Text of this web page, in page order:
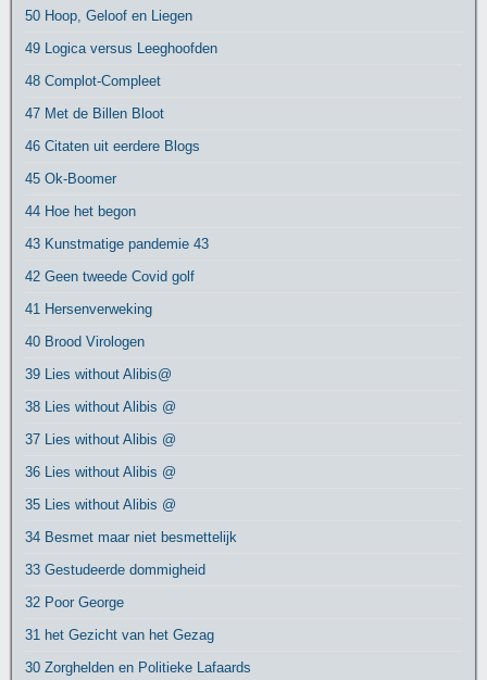
50 Hoop, Geloof en Liegen
49 Logica versus Leeghoofden
48 Complot-Compleet
47 Met de Billen Bloot
46 Citaten uit eerdere Blogs
45 Ok-Boomer
44 Hoe het begon
43 Kunstmatige pandemie 43
42 Geen tweede Covid golf
41 Hersenverweking
40 Brood Virologen
39 Lies without Alibis@
38 Lies without Alibis @
37 Lies without Alibis @
36 Lies without Alibis @
35 Lies without Alibis @
34 Besmet maar niet besmettelijk
33 Gestudeerde dommigheid
32 Poor George
31 het Gezicht van het Gezag
30 Zorghelden en Politieke Lafaards